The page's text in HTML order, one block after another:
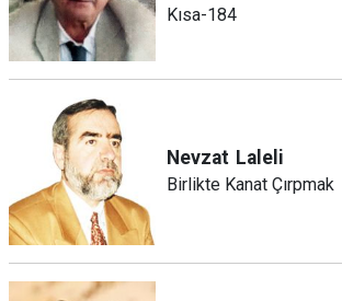
Kısa-184
Nevzat Laleli
Birlikte Kanat Çırpmak